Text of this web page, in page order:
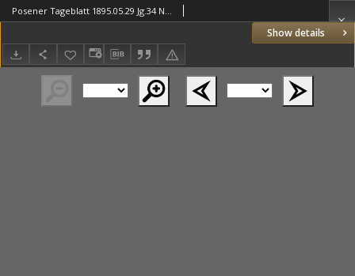
Show details
Posener Tageblatt 1895.05.29 Jg.34 Nr248